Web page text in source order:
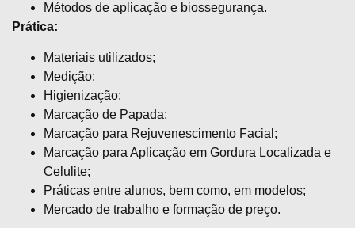
Métodos de aplicação e biossegurança.
Prática:
Materiais utilizados;
Medição;
Higienização;
Marcação de Papada;
Marcação para Rejuvenescimento Facial;
Marcação para Aplicação em Gordura Localizada e
Celulite;
Práticas entre alunos, bem como, em modelos;
Mercado de trabalho e formação de preço.